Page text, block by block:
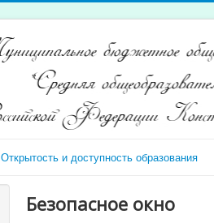
Открытость и доступность образования
Безопасное окно